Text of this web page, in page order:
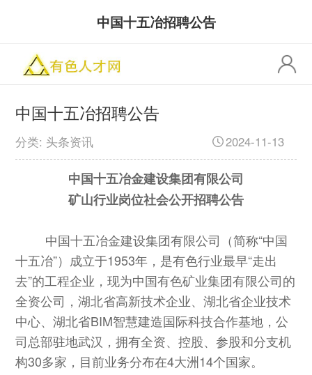
中国十五冶招聘公告
中国十五冶招聘公告
分类: 头条资讯 2024-11-13
中国十五冶金建设集团有限公司
矿山行业岗位社会公开招聘公告
中国十五冶金建设集团有限公司（简称“中国
十五冶”）成立于1953年，是有色行业最早“走出
去”的工程企业 ，现为中国有色矿业集团有限公司的
全资公司，湖北省高新技术企业、湖北省企业技术
中心、湖北省BIM智慧建造国际科技合作基地，公
司总部驻地武汉，拥有全资、控股、参股和分支机
构30多家，目前业务分布在4大洲14个国家。